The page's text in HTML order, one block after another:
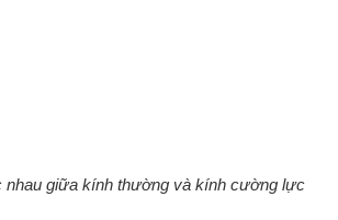
nhau giữa kính thường và kính cường lực